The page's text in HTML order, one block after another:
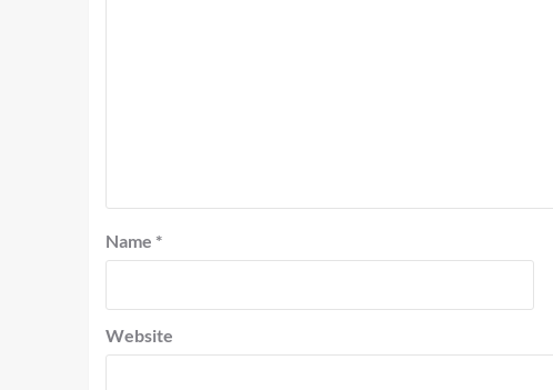
Name *
Website